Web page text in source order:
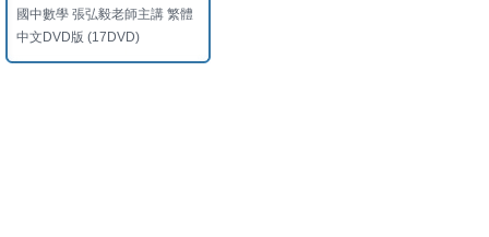
國中數學 張弘毅老師主講 繁體
中文DVD版 (17DVD)